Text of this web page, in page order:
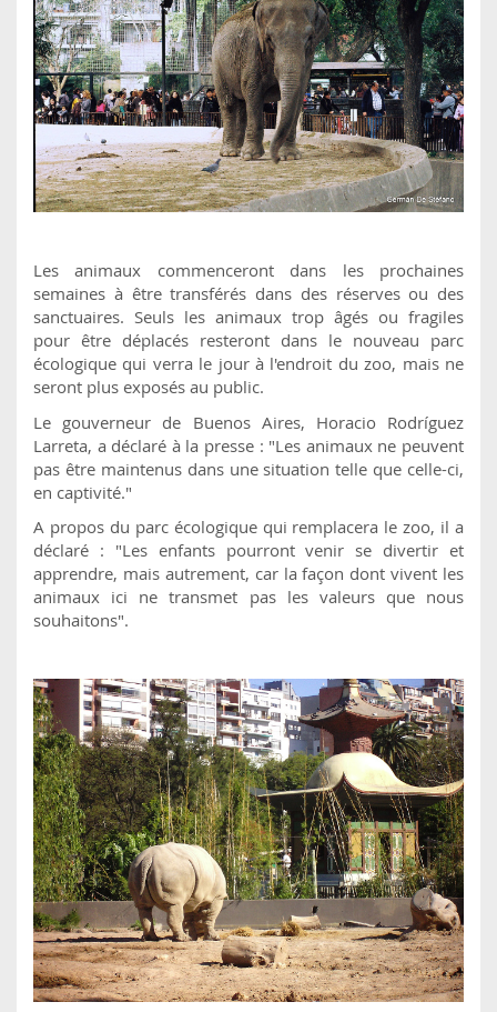
Les animaux commenceront dans les prochaines
semaines à être transférés dans des réserves ou des
sanctuaires. Seuls les animaux trop âgés ou fragiles
pour être déplacés resteront dans le nouveau parc
écologique qui verra le jour à l'endroit du zoo, mais ne
seront plus exposés au public.
Le gouverneur de Buenos Aires, Horacio Rodríguez
Larreta, a déclaré à la presse : "Les animaux ne peuvent
pas être maintenus dans une situation telle que celle-ci,
en captivité."
A propos du parc écologique qui remplacera le zoo, il a
déclaré : "Les enfants pourront venir se divertir et
apprendre, mais autrement, car la façon dont vivent les
animaux ici ne transmet pas les valeurs que nous
souhaitons".